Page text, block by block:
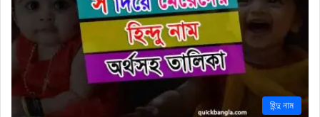
হিন্দু নাম